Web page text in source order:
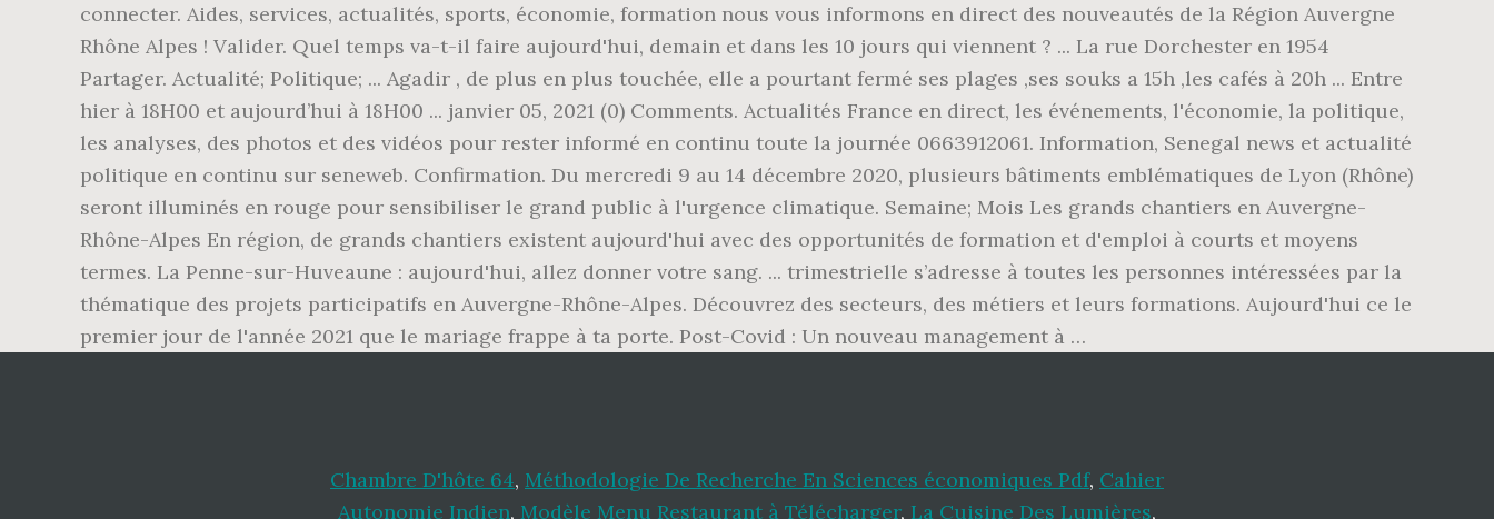
connecter. Aides, services, actualités, sports, économie, formation nous vous informons en direct des nouveautés de la Région Auvergne
Rhône Alpes ! Valider. Quel temps va-t-il faire aujourd'hui, demain et dans les 10 jours qui viennent ? ... La rue Dorchester en 1954
Partager. Actualité; Politique; ... Agadir , de plus en plus touchée, elle a pourtant fermé ses plages ,ses souks a 15h ,les cafés à 20h ... Entre
hier à 18H00 et aujourd’hui à 18H00 ... janvier 05, 2021 (0) Comments. Actualités France en direct, les événements, l'économie, la politique,
les analyses, des photos et des vidéos pour rester informé en continu toute la journée 0663912061. Information, Senegal news et actualité
politique en continu sur seneweb. Confirmation. Du mercredi 9 au 14 décembre 2020, plusieurs bâtiments emblématiques de Lyon (Rhône)
seront illuminés en rouge pour sensibiliser le grand public à l'urgence climatique. Semaine; Mois Les grands chantiers en Auvergne-
Rhône-Alpes En région, de grands chantiers existent aujourd'hui avec des opportunités de formation et d'emploi à courts et moyens
termes. La Penne-sur-Huveaune : aujourd'hui, allez donner votre sang. ... trimestrielle s’adresse à toutes les personnes intéressées par la
thématique des projets participatifs en Auvergne-Rhône-Alpes. Découvrez des secteurs, des métiers et leurs formations. Aujourd'hui ce le
premier jour de l'année 2021 que le mariage frappe à ta porte. Post-Covid : Un nouveau management à …
Chambre D'hôte 64, Méthodologie De Recherche En Sciences économiques Pdf, Cahier
Autonomie Indien, Modèle Menu Restaurant à Télécharger, La Cuisine Des Lumières,